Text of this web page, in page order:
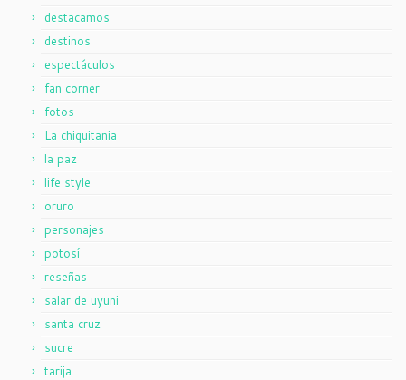
destacamos
destinos
espectáculos
fan corner
fotos
La chiquitania
la paz
life style
oruro
personajes
potosí
reseñas
salar de uyuni
santa cruz
sucre
tarija